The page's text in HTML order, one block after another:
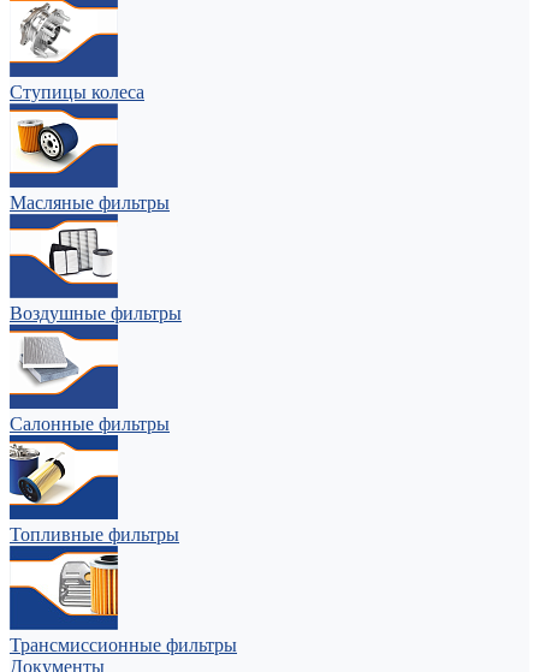
Ступицы колеса
Масляные фильтры
Воздушные фильтры
Салонные фильтры
Топливные фильтры
Трансмиссионные фильтры
Документы